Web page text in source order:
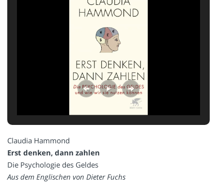
Claudia Hammond
Erst denken, dann zahlen
Die Psychologie des Geldes
Aus dem Englischen von Dieter Fuchs